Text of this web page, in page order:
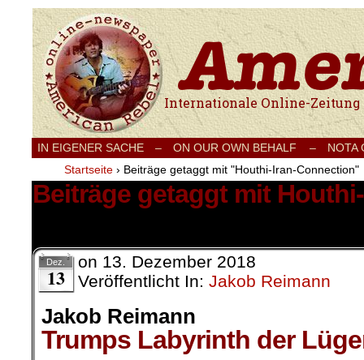
Internationale Onlinezeitung für Frieden,
IN EIGENER SACHE – ON OUR OWN BEHALF –
NOTA
Startseite › Beiträge getaggt mit "Houthi-Iran-Connection"
Beiträge getaggt mit
Dez.
13
on 13. Dezember 2018
Veröffentlicht In: Jakob Reimann
Jakob Reimann
Trumps Labyrinth der